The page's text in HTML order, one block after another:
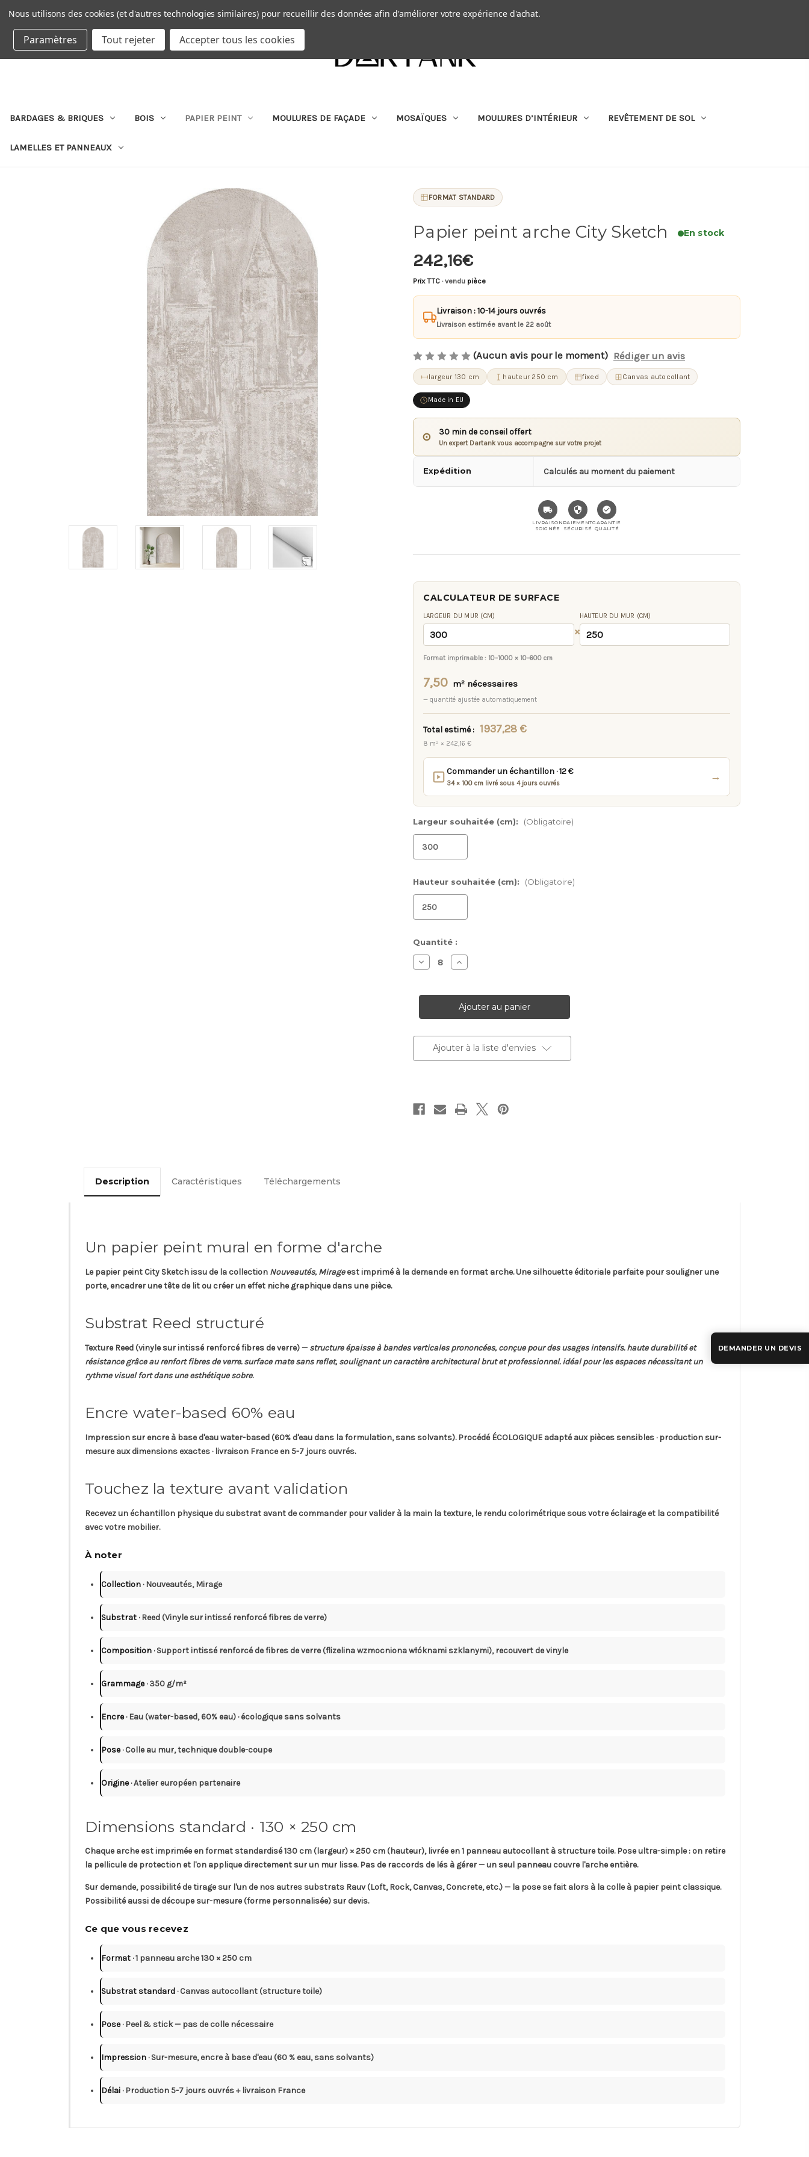
DEVISE : EUR
| RECHERCHER QUI SOMMES-NOUS
BARDAGES & BRIQUES BOIS PAPIER PEINT MOULURES DE FAÇADE MOSAÏQUES MOULURES D’INTÉRIEUR REVÊTEMENT DE SOL
LAMELLES ET PANNEAUX
FORMAT STANDARD
Papier peint arche City Sketch En stock
242,16€
Prix TTC · vendu pièce
Livraison : 10-14 jours ouvrés
Livraison estimée avant le 22 août
(Aucun avis pour le moment) Rédiger un avis
largeur 130 cm hauteur 250 cm fixed Canvas autocollant
Made in EU
⊙ 30 min de conseil offert
Un expert Dartank vous accompagne sur votre projet
Expédition Calculés au moment du paiement
LIVRAISON
SOIGNÉE
PAIEMENT
SÉCURISÉ
GARANTIE
QUALITÉ
CALCULATEUR DE SURFACE
LARGEUR DU MUR (CM)
×
HAUTEUR DU MUR (CM)
Format imprimable : 10–1000 × 10–600 cm
7,50 m² nécessaires
— quantité ajustée automatiquement
Total estimé : 1937,28 €
8 m² × 242,16 €
Commander un échantillon · 12 €
34 × 100 cm livré sous 4 jours ouvrés
→
Largeur souhaitée (cm): (Obligatoire)
Hauteur souhaitée (cm): (Obligatoire)
Stock
actuel :
Quantité :
Diminuer
la
Papier
City
Augmenter
la
Papier
peint
arche
City
Ajouter à la liste d'envies
Description Caractéristiques Téléchargements
Un papier peint mural en forme d'arche
Le papier peint City Sketchissu de la collection Nouveautés, Mirageest imprimé à la demande enformat arche. Une silhouette éditoriale parfaite pour souligner une
porte, encadrer une tête de lit ou créer un effet niche graphique dans une pièce.
Substrat Reed structuré
TextureReed (vinyle sur intissé renforcé fibres de verre) — structure épaisse à bandes verticales prononcées, conçue pour des usages intensifs. haute durabilité et
résistance grâce au renfort fibres de verre. surface mate sans reflet, soulignant un caractère architectural brut et professionnel. idéal pour les espaces nécessitant un
rythme visuel fort dans une esthétique sobre.
Encre water-based 60% eau
Impression sur encre à base d'eauwater-based (60% d'eau dans la formulation, sans solvants). Procédé ÉCOLOGIQUE adapté aux pièces sensibles · production sur-
mesure aux dimensions exactes · livraison France en 5-7 jours ouvrés.
Touchez la texture avant validation
Recevez un échantillon physiquedu substrat avant de commander pour valider à la main la texture, le rendu colorimétrique sous votre éclairage et la compatibilité
avec votre mobilier.
À noter
Collection · Nouveautés, Mirage
Substrat · Reed (Vinyle sur intissé renforcé fibres de verre)
Composition · Support intissé renforcé de fibres de verre (flizelina wzmocniona włóknami szklanymi), recouvert de vinyle
Grammage· 350 g/m²
Encre· Eau (water-based, 60% eau) · écologique sans solvants
Pose· Colle au mur, technique double-coupe
Origine· Atelier européen partenaire
Dimensions standard · 130 × 250 cm
Chaque arche est imprimée enformat standardisé 130 cm (largeur) × 250 cm (hauteur), livrée en1 panneau autocollant à structure toile. Pose ultra-simple : on retire
la pellicule de protection et l'on applique directement sur un mur lisse. Pas de raccords de lés à gérer — un seul panneau couvre l'arche entière.
Sur demande, possibilité de tirage sur l'un de nos autres substrats Rauv (Loft, Rock, Canvas, Concrete, etc.) — la pose se fait alors à la colle à papier peint classique.
Possibilité aussi de découpe sur-mesure (forme personnalisée) sur devis.
Ce que vous recevez
Format · 1 panneau arche 130 × 250 cm
Substrat standard · Canvas autocollant (structure toile)
Pose· Peel & stick — pas de colle nécessaire
Impression · Sur-mesure, encre à base d'eau (60 % eau, sans solvants)
Délai · Production 5-7 jours ouvrés + livraison France
Nous utilisons des cookies (et d'autres technologies similaires) pour recueillir des données afin d'améliorer votre expérience d'achat.
Paramètres Tout rejeter Accepter tous les cookies
DEMANDER UN DEVIS